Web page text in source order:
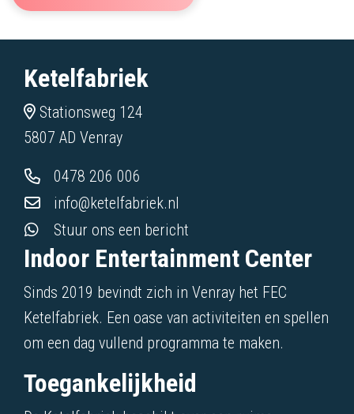
Ketelfabriek
Stationsweg 124
5807 AD Venray
0478 206 006
info@ketelfabriek.nl
Stuur ons een bericht
Indoor Entertainment Center
Sinds 2019 bevindt zich in Venray het FEC
Ketelfabriek. Een oase van activiteiten en spellen
om een dag vullend programma te maken.
Toegankelijkheid